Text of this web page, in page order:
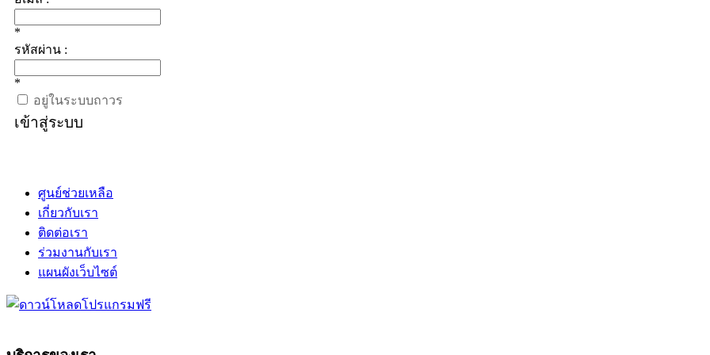
*
รหัสผ่าน :
*
อยู่ในระบบถาวร
เข้าสู่ระบบ
ศูนย์ช่วยเหลือ
เกี่ยวกับเรา
ติดต่อเรา
ร่วมงานกับเรา
แผนผังเว็บไซต์